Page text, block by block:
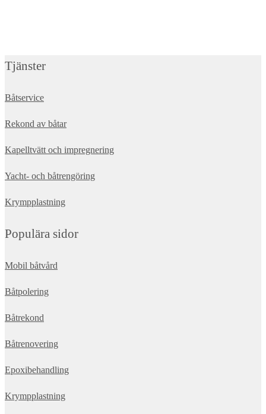
Tjänster
Båtservice
Rekond av båtar
Kapelltvätt och impregnering
Yacht- och båtrengöring
Krympplastning
Populära sidor
Mobil båtvård
Båtpolering
Båtrekond
Båtrenovering
Epoxibehandling
Krympplastning